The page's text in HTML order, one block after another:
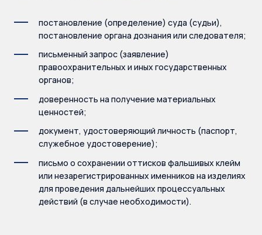
постановление (определение) суда (судьи),
постановление органа дознания или следователя;
письменный запрос (заявление)
правоохранительных и иных государственных
органов;
доверенность на получение материальных
ценностей;
документ, удостоверяющий личность (паспорт,
служебное удостоверение);
письмо о сохранении оттисков фальшивых клейм
или незарегистрированных именников на изделиях
для проведения дальнейших процессуальных
действий (в случае необходимости).